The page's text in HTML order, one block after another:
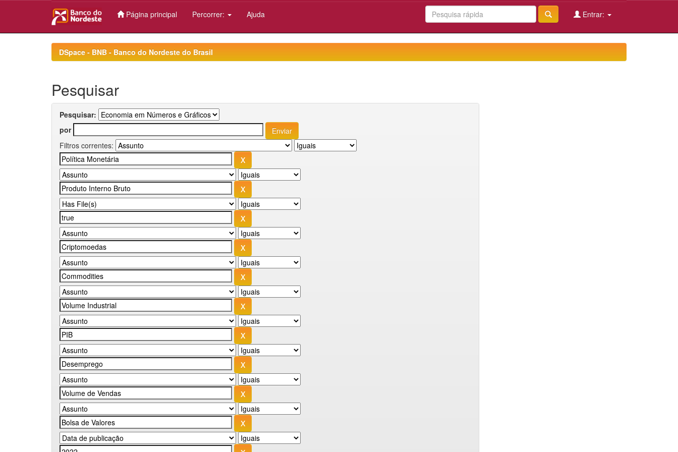
Página principal Percorrer: Ajuda Entrar:
DSpace - BNB - Banco do Nordeste do Brasil
Pesquisar
Pesquisar:
por
Filtros correntes: